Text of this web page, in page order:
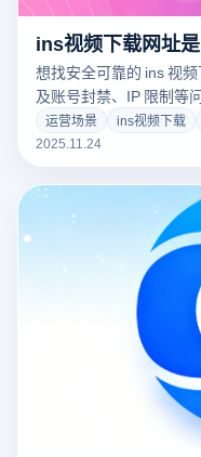
想找安全可靠的 ins 视
及账号封禁、IP 限制等
指纹、环境隔离等功能
ins 视频下载的优质助手！
运营场景 ins视频下载
2025.11.24